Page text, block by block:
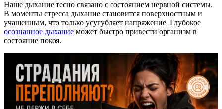
Наше дыхание тесно связано с состоянием нервной системы.
В моменты стресса дыхание становится поверхностным и
учащенным, что только усугубляет напряжение. Глубокое
осознанное дыхание может быстро привести организм в
состояние покоя.